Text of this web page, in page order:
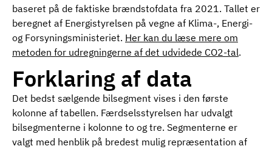
baseret på de faktiske brændstofdata fra 2021. Tallet er
beregnet af Energistyrelsen på vegne af Klima-, Energi-
og Forsyningsministeriet. Her kan du læse mere om
metoden for udregningerne af det udvidede CO2-tal.
Forklaring af data
Det bedst sælgende bilsegment vises i den første
kolonne af tabellen. Færdselsstyrelsen har udvalgt
bilsegmenterne i kolonne to og tre. Segmenterne er
valgt med henblik på bredest mulig repræsentation af